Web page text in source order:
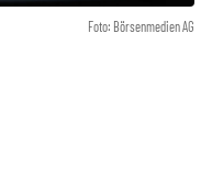
Foto: Börsenmedien AG